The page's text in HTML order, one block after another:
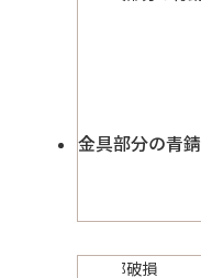
金具部分の青錆